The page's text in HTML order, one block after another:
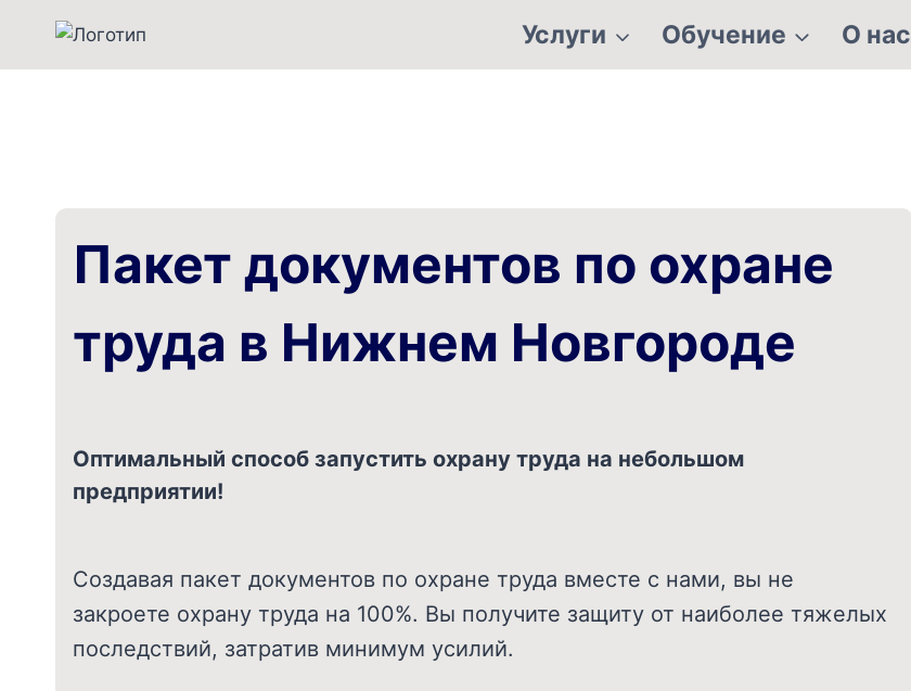
содержимому
Услуги Обучение О нас
Пакет документов по охране
труда в Нижнем Новгороде
Оптимальный способ запустить охрану труда на небольшом
предприятии!
Создавая пакет документов по охране труда вместе с нами, вы не
закроете охрану труда на 100%. Вы получите защиту от наиболее тяжелых
последствий, затратив минимум усилий.